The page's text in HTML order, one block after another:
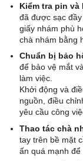
Kiểm tra pin và
đã được sạc
giấy nhám phù
chà nhám bằng
Chuẩn bị bảo
để bảo vệ mắt
làm việc.
Khởi động và
nguồn, điều
yêu cầu công
Thao tác chà
tay trên bề mặt
ấn quá mạnh để